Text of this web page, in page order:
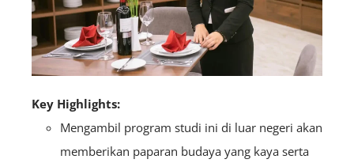
Key Highlights:
Mengambil program studi ini di luar negeri akan
memberikan paparan budaya yang kaya serta